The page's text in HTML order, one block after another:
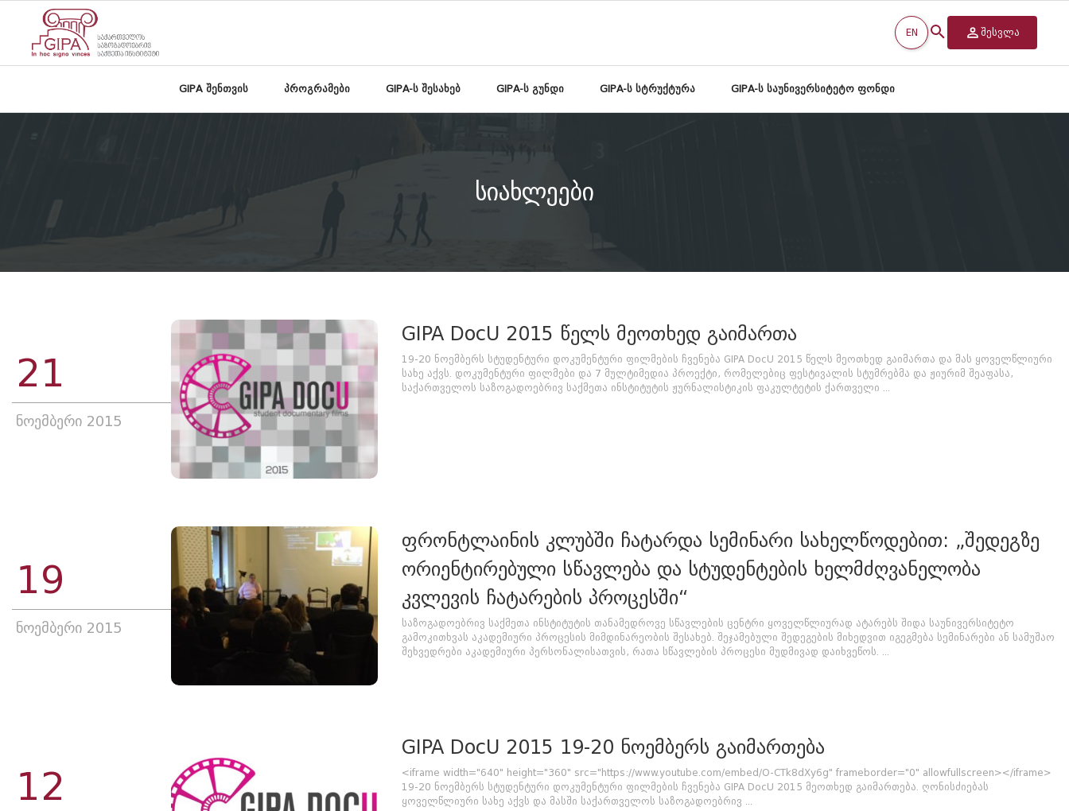
EN შესვლა
GIPA შენთვის პროგრამები GIPA-ს შესახებ GIPA-ს გუნდი GIPA-ს სტრუქტურა GIPA-ს საუნივერსიტეტო ფონდი
სიახლეები
21
ნოემბერი 2015
GIPA DocU 2015 წელს მეოთხედ გაიმართა
19-20 ნოემბერს სტუდენტური დოკუმენტური ფილმების ჩვენება GIPA DocU 2015 წელს მეოთხედ გაიმართა და მას ყოველწლიური
სახე აქვს. დოკუმენტური ფილმები და 7 მულტიმედია პროექტი, რომელებიც ფესტივალის სტუმრებმა და ჟიურიმ შეაფასა,
საქართველოს საზოგადოებრივ საქმეთა ინსტიტუტის ჟურნალისტიკის ფაკულტეტის ქართველი ...
19
ნოემბერი 2015
ფრონტლაინის კლუბში ჩატარდა სემინარი სახელწოდებით: „შედეგზე
ორიენტირებული სწავლება და სტუდენტების ხელმძღვანელობა
კვლევის ჩატარების პროცესში“
საზოგადოებრივ საქმეთა ინსტიტუტის თანამედროვე სწავლების ცენტრი ყოველწლიურად ატარებს შიდა საუნივერსიტეტო
გამოკითხვას აკადემიური პროცესის მიმდინარეობის შესახებ. შეჯამებული შედეგების მიხედვით იგეგმება სემინარები ან სამუშაო
შეხვედრები აკადემიური პერსონალისათვის, რათა სწავლების პროცესი მუდმივად დაიხვეწოს. ...
12
GIPA DocU 2015 19-20 ნოემბერს გაიმართება
<iframe width="640" height="360" src="https://www.youtube.com/embed/O-CTk8dXy6g" frameborder="0" allowfullscreen></iframe>
19-20 ნოემბერს სტუდენტური დოკუმენტური ფილმების ჩვენება GIPA DocU 2015 მეოთხედ გაიმართება. ღონისძიებას
ყოველწლიური სახე აქვს და მასში საქართველოს საზოგადოებრივ ...